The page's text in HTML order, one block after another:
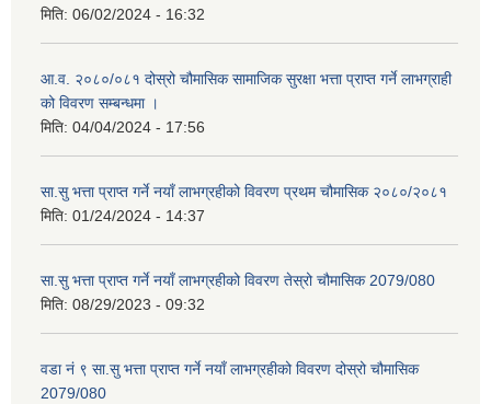
मिति: 06/02/2024 - 16:32
आ.व. २०८०/०८१ दोस्रो चौमासिक सामाजिक सुरक्षा भत्ता प्राप्त गर्ने लाभग्राही
को विवरण सम्बन्धमा ।
मिति: 04/04/2024 - 17:56
सा.सु भत्ता प्राप्त गर्ने नयाँ लाभग्रहीको विवरण प्रथम चौमासिक २०८०/२०८१
मिति: 01/24/2024 - 14:37
सा.सु भत्ता प्राप्त गर्ने नयाँ लाभग्रहीको विवरण तेस्रो चौमासिक 2079/080
मिति: 08/29/2023 - 09:32
वडा नं ९ सा.सु भत्ता प्राप्त गर्ने नयाँ लाभग्रहीको विवरण दोस्रो चौमासिक
2079/080